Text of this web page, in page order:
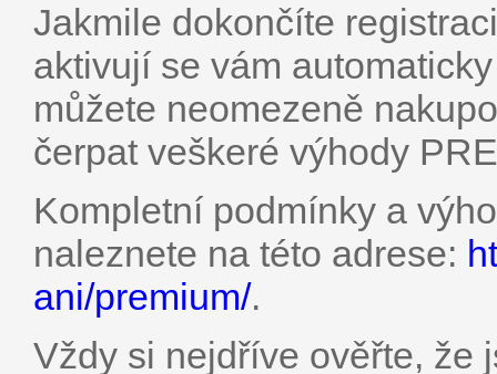
Jakmile dokončíte
aktivují se vám
můžete neomezeně
čerpat veškeré výhody
Kompletní podmínky a
naleznete na této adrese:
ani/premium/.
Vždy si nejdříve ověřte, že